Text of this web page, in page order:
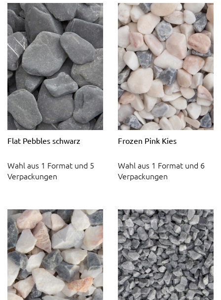
Flat Pebbles schwarz
Wahl aus 1 Format und 5
Verpackungen
Frozen Pink Kies
Wahl aus 1 Format und 6
Verpackungen